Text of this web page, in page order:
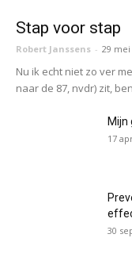
Stap voor stap
Robert Janssens - 29 mei
Nu ik echt niet zo ver
naar de 87, nvdr) zit,
Mijn
17
30